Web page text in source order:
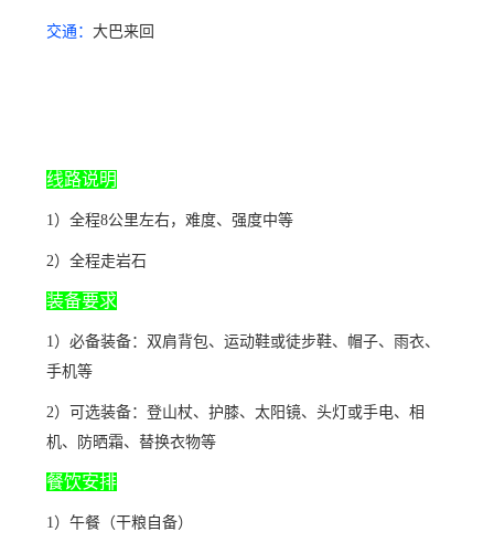
交通： 大巴来回
线路说明
1）全程8公里左右，难度、强度中等
2）全程走岩石
装备要求
1）必备装备：双肩背包、运动鞋或徒步鞋、帽子、雨衣、
手机等
2）可选装备：登山杖、护膝、太阳镜、头灯或手电、相
机、防晒霜、替换衣物等
餐饮安排
1）午餐（干粮自备）